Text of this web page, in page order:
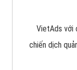
VietAds với
chiến dịch